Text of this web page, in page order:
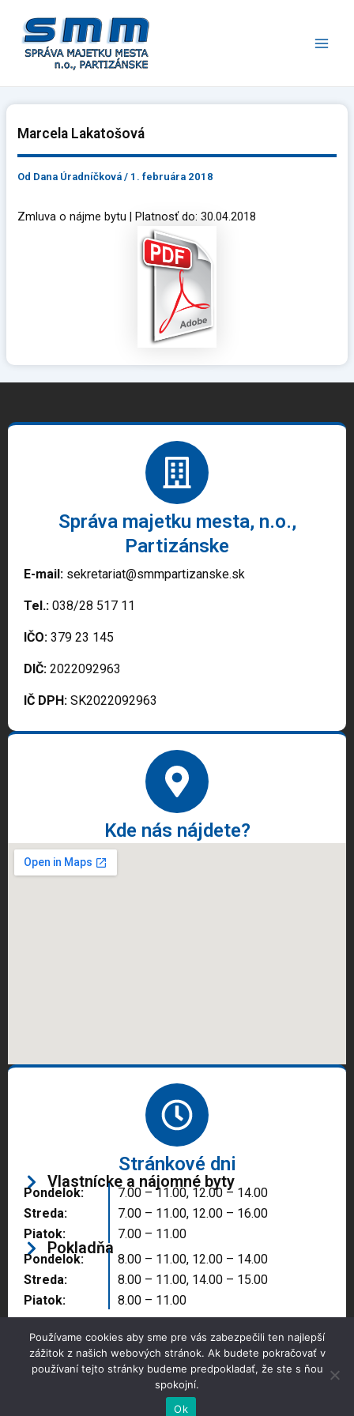
obsah
Marcela Lakatošová
Od Dana Úradníčková/ 1. februára 2018
Zmluva o nájme bytu | Platnosť do: 30.04.2018
Správa majetku mesta, n.o.,
Partizánske
E-mail: sekretariat@smmpartizanske.sk
Tel.: 038/28 517 11
IČO: 379 23 145
DIČ: 2022092963
IČ DPH: SK2022092963
Kde nás nájdete?
Stránkové dni
Vlastnícke a nájomné byty
Pondelok:
Streda:
Piatok:
7.00 – 11.00, 12.00 – 14.00
7.00 – 11.00, 12.00 – 16.00
7.00 – 11.00
Pokladňa
Pondelok:
Streda:
Piatok:
8.00 – 11.00, 12.00 – 14.00
8.00 – 11.00, 14.00 – 15.00
8.00 – 11.00
Copyright © 2025 Správa majetku mesta, n.o.,
Partizánske
Používame cookies aby sme pre vás zabezpečili ten najlepší
zážitok z našich webových stránok. Ak budete pokračovať v
používaní tejto stránky budeme predpokladať, že ste s ňou
spokojní.
Ok